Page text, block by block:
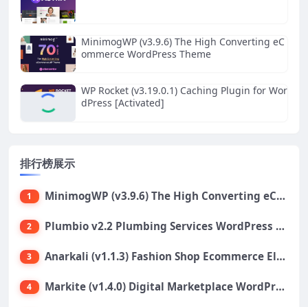
MinimogWP (v3.9.6) The High Converting eC
ommerce WordPress Theme
WP Rocket (v3.19.0.1) Caching Plugin for Wor
dPress [Activated]
排行榜展示
1 MinimogWP (v3.9.6) The High Converting eCommerce WordPress Theme
2 Plumbio v2.2 Plumbing Services WordPress Theme
3 Anarkali (v1.1.3) Fashion Shop Ecommerce Elementor Theme
4 Markite (v1.4.0) Digital Marketplace WordPress Theme